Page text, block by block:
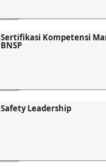
Sertifikasi Kompetensi
BNSP
Safety Leadership